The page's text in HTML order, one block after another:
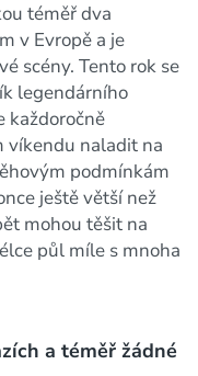
téměř dva
v Evropě a je
scény. Tento rok se
legendárního
každoročně
víkendu naladit na
podmínkám
ještě větší než
mohou těšit na
půl míle s mnoha
a téměř žádné